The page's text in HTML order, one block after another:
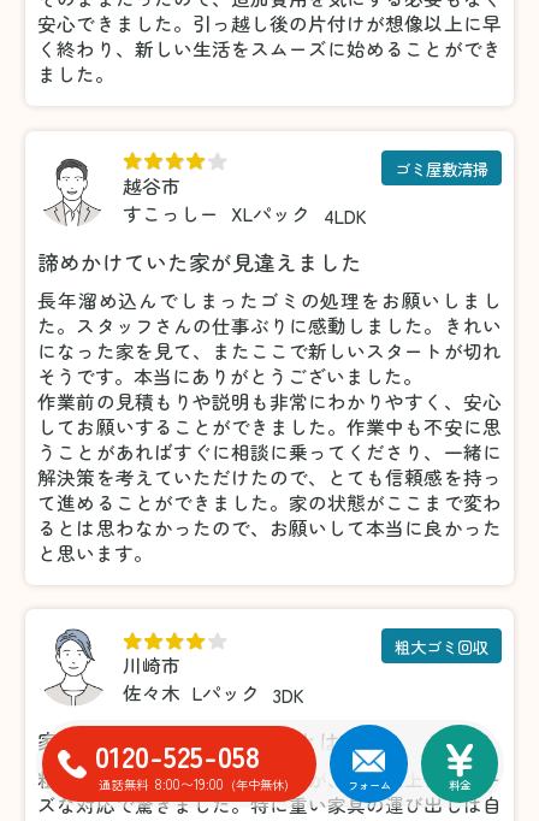
安心できました。引っ越し後の片付けが想像以上に早
く終わり、新しい生活をスムーズに始めることができ
ました。
越谷市
すこっしー
XLパック 4LDK
ゴミ屋敷清掃
諦めかけていた家が見違えました
長年溜め込んでしまったゴミの処理をお願いしまし
た。スタッフさんの仕事ぶりに感動しました。きれい
になった家を見て、またここで新しいスタートが切れ
そうです。本当にありがとうございました。
作業前の見積もりや説明も非常にわかりやすく、安心
してお願いすることができました。作業中も不安に思
うことがあればすぐに相談に乗ってくださり、一緒に
解決策を考えていただけたので、とても信頼感を持っ
て進めることができました。家の状態がここまで変わ
るとは思わなかったので、お願いして本当に良かった
と思います。
川崎市
佐々木 Lパック 3DK
粗大ゴミ回収
家具の処分がこんなに楽だとは！
粗大ゴミの処分で利用しましたが、想像以上にスムー
ズな対応で驚きました。特に重い家具の運び出しは自
0120-525-058
通話無料 8:00〜19:00 (年中無休) フォーム 料金